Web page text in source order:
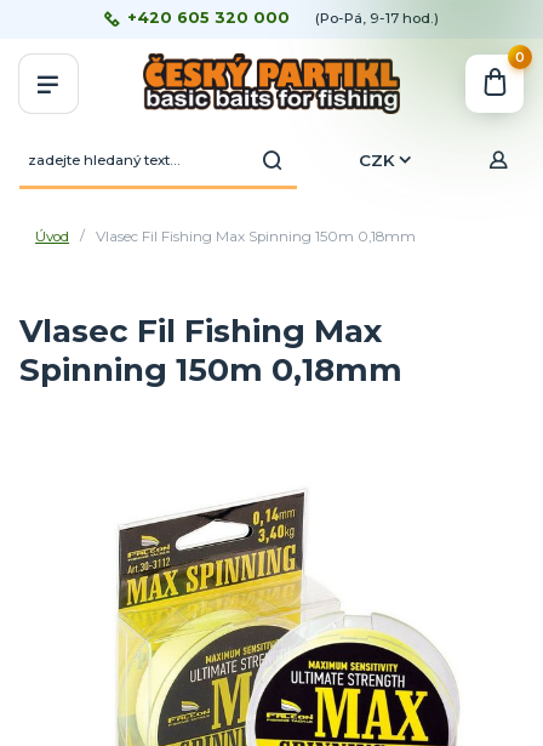
CZK
+420 605 320 000 (Po-Pá, 9-17 hod.)
0
Úvod Vlasec Fil Fishing Max Spinning 150m 0,18mm
Vlasec Fil Fishing Max
Spinning 150m 0,18mm